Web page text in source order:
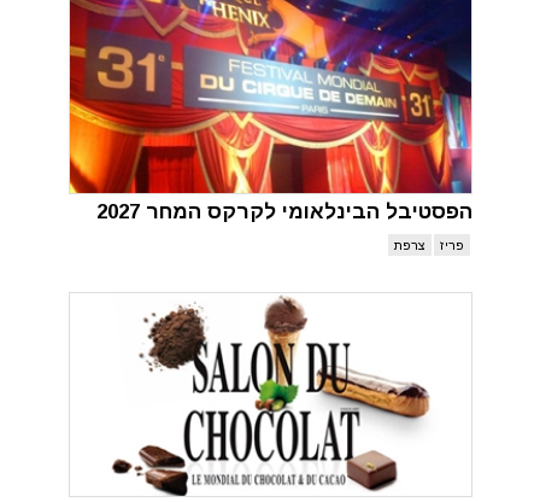
הפסטיבל הבינלאומי לקרקס המחר 2027
פריז צרפת